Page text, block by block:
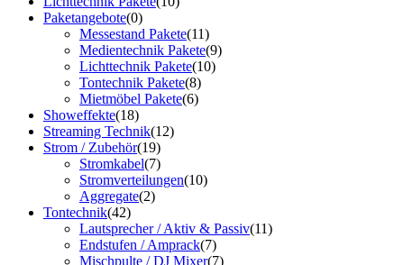
Paketangebote(0)
Messestand Pakete(11)
Medientechnik Pakete(9)
Lichttechnik Pakete(10)
Tontechnik Pakete(8)
Mietmöbel Pakete(6)
Showeffekte(18)
Streaming Technik(12)
Strom / Zubehör(19)
Stromkabel(7)
Stromverteilungen(10)
Aggregate(2)
Tontechnik(42)
Lautsprecher / Aktiv & Passiv(11)
Endstufen / Amprack(7)
Mischpulte / DJ Mixer(7)